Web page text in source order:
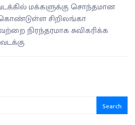
மக்களுக்கு சொந்தமான
சிறிலங்கா
நிரந்தரமாக சுவிகரிக்க
Search